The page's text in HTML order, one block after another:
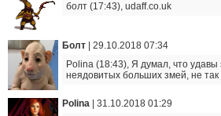
болт (17:43), udaff.co.uk
Болт
29.10.2018 07:34
Polina (18:43), Я думал, что
неядовитых больших змей, не так
Polina
31.10.2018 01:29